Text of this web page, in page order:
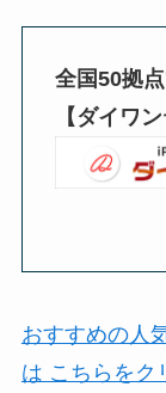
全国50拠
【ダイワ
おすすめの人
は こちらをク